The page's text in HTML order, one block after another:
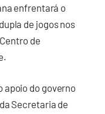
enfrentará o
de jogos nos
de
apoio do governo
Secretaria de